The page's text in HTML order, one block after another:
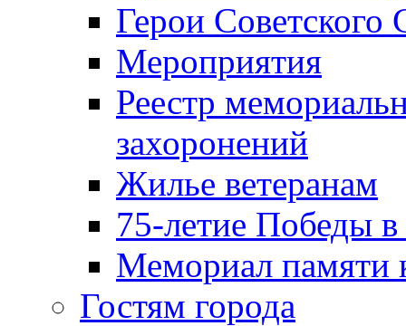
Герои Советского
Мероприятия
Реестр
захоронений
Жилье ветеранам
75-летие Победы
Мемориал памяти
Гостям города